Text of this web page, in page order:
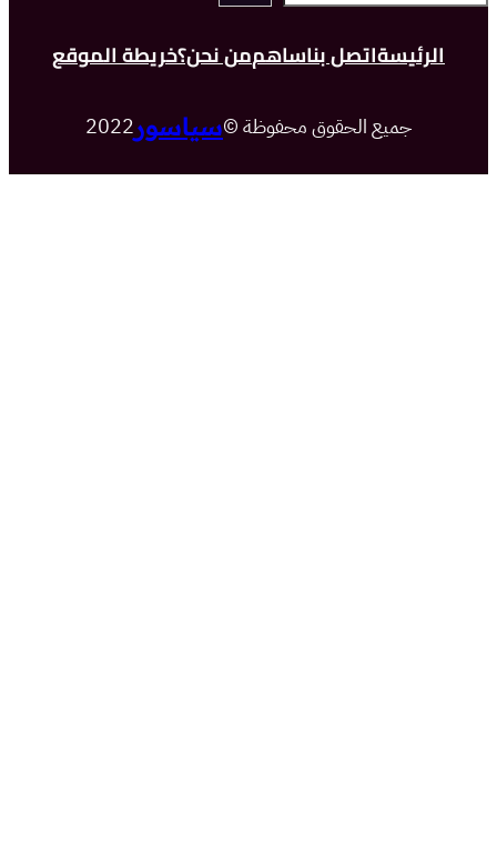
اتصل بناساهممن نحن؟خريطة الموقع
الحقوق محفوظة ©سياسور2022